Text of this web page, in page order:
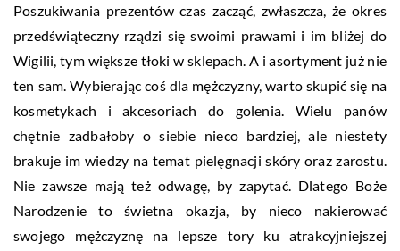
Poszukiwania prezentów czas zacząć, zwłaszcza, że okres
przedświąteczny rządzi się swoimi prawami i im bliżej do
Wigilii, tym większe tłoki w sklepach. A i asortyment już nie
ten sam. Wybierając coś dla mężczyzny, warto skupić się na
kosmetykach i akcesoriach do golenia. Wielu panów
chętnie zadbałoby o siebie nieco bardziej, ale niestety
brakuje im wiedzy na temat pielęgnacji skóry oraz zarostu.
Nie zawsze mają też odwagę, by zapytać. Dlatego Boże
Narodzenie to świetna okazja, by nieco nakierować
swojego mężczyznę na lepsze tory ku atrakcyjniejszej